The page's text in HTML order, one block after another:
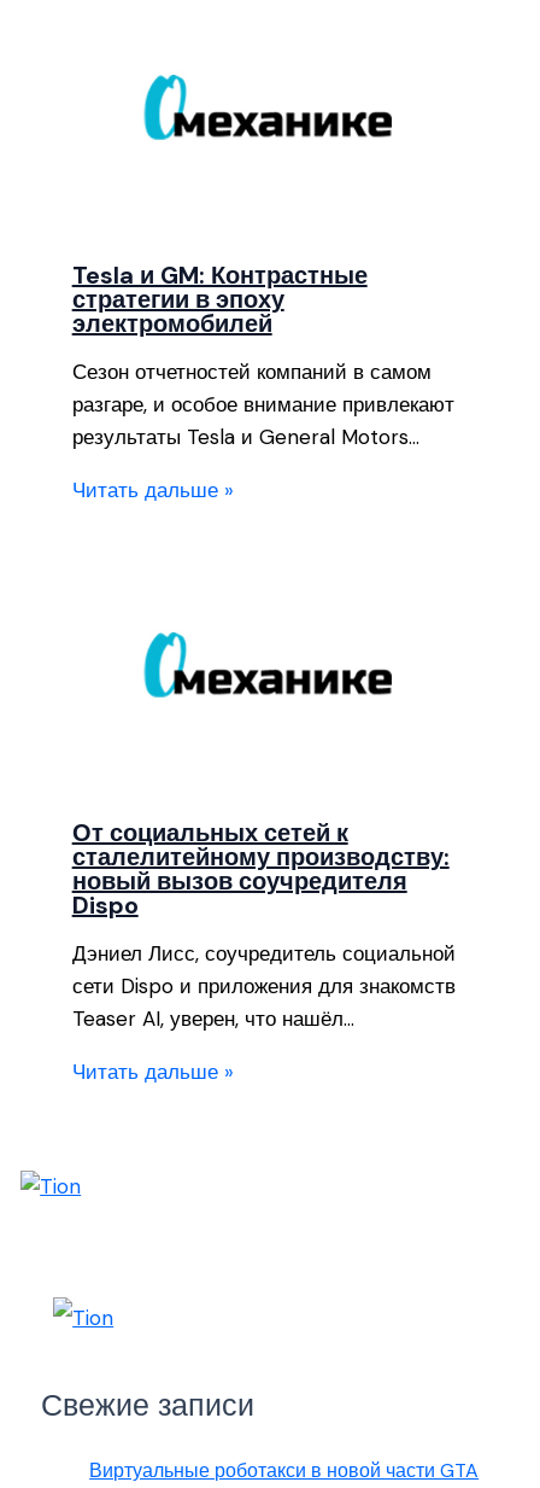
Tesla и GM: Контрастные
стратегии в эпоху
электромобилей
Сезон отчетностей компаний в самом
разгаре, и особое внимание привлекают
результаты Tesla и General Motors…
Читать дальше »
От социальных сетей к
сталелитейному производству:
новый вызов соучредителя
Dispo
Дэниел Лисс, соучредитель социальной
сети Dispo и приложения для знакомств
Teaser AI, уверен, что нашёл…
Читать дальше »
Свежие записи
Виртуальные роботакси в новой части GTA